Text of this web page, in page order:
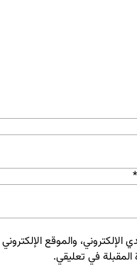
*
الإلكتروني، والموقع
المقبلة في تعليقي.